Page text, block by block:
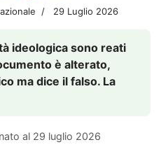
29 Luglio 2026
ideologica sono reati
è alterato,
ma dice il falso. La
al 29 luglio 2026